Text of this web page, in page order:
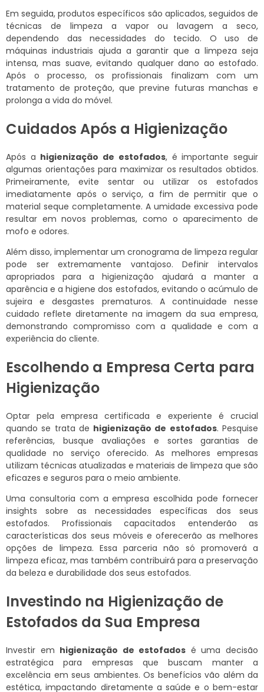
Em seguida, produtos específicos são aplicados, seguidos de
técnicas de limpeza a vapor ou lavagem a seco,
dependendo das necessidades do tecido. O uso de
máquinas industriais ajuda a garantir que a limpeza seja
intensa, mas suave, evitando qualquer dano ao estofado.
Após o processo, os profissionais finalizam com um
tratamento de proteção, que previne futuras manchas e
prolonga a vida do móvel.
Cuidados Após a Higienização
Após a higienização de estofados, é importante seguir
algumas orientações para maximizar os resultados obtidos.
Primeiramente, evite sentar ou utilizar os estofados
imediatamente após o serviço, a fim de permitir que o
material seque completamente. A umidade excessiva pode
resultar em novos problemas, como o aparecimento de
mofo e odores.
Além disso, implementar um cronograma de limpeza regular
pode ser extremamente vantajoso. Definir intervalos
apropriados para a higienização ajudará a manter a
aparência e a higiene dos estofados, evitando o acúmulo de
sujeira e desgastes prematuros. A continuidade nesse
cuidado reflete diretamente na imagem da sua empresa,
demonstrando compromisso com a qualidade e com a
experiência do cliente.
Escolhendo a Empresa Certa para
Higienização
Optar pela empresa certificada e experiente é crucial
quando se trata de higienização de estofados. Pesquise
referências, busque avaliações e sortes garantias de
qualidade no serviço oferecido. As melhores empresas
utilizam técnicas atualizadas e materiais de limpeza que são
eficazes e seguros para o meio ambiente.
Uma consultoria com a empresa escolhida pode fornecer
insights sobre as necessidades específicas dos seus
estofados. Profissionais capacitados entenderão as
características dos seus móveis e oferecerão as melhores
opções de limpeza. Essa parceria não só promoverá a
limpeza eficaz, mas também contribuirá para a preservação
da beleza e durabilidade dos seus estofados.
Investindo na Higienização de
Estofados da Sua Empresa
Investir em higienização de estofados é uma decisão
estratégica para empresas que buscam manter a
excelência em seus ambientes. Os benefícios vão além da
estética, impactando diretamente a saúde e o bem-estar